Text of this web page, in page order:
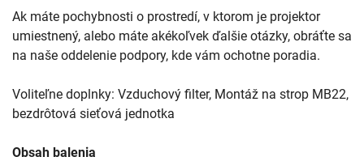
Ak máte pochybnosti o prostredí, v ktorom je projektor
umiestnený, alebo máte akékoľvek ďalšie otázky, obráťte sa
na naše oddelenie podpory, kde vám ochotne poradia.
Voliteľne doplnky: Vzduchový filter, Montáž na strop MB22,
bezdrôtová sieťová jednotka
Obsah balenia